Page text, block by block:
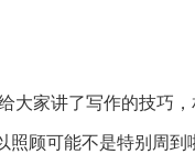
家讲了写作的技巧
顾可能不是特别周到